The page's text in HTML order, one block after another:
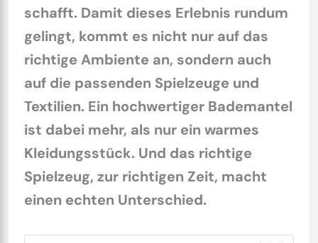
schafft. Damit dieses Erlebnis rundum
gelingt, kommt es nicht nur auf das
richtige Ambiente an, sondern auch
auf die passenden Spielzeuge und
Textilien. Ein hochwertiger Bademantel
ist dabei mehr, als nur ein warmes
Kleidungsstück. Und das richtige
Spielzeug, zur richtigen Zeit, macht
einen echten Unterschied.